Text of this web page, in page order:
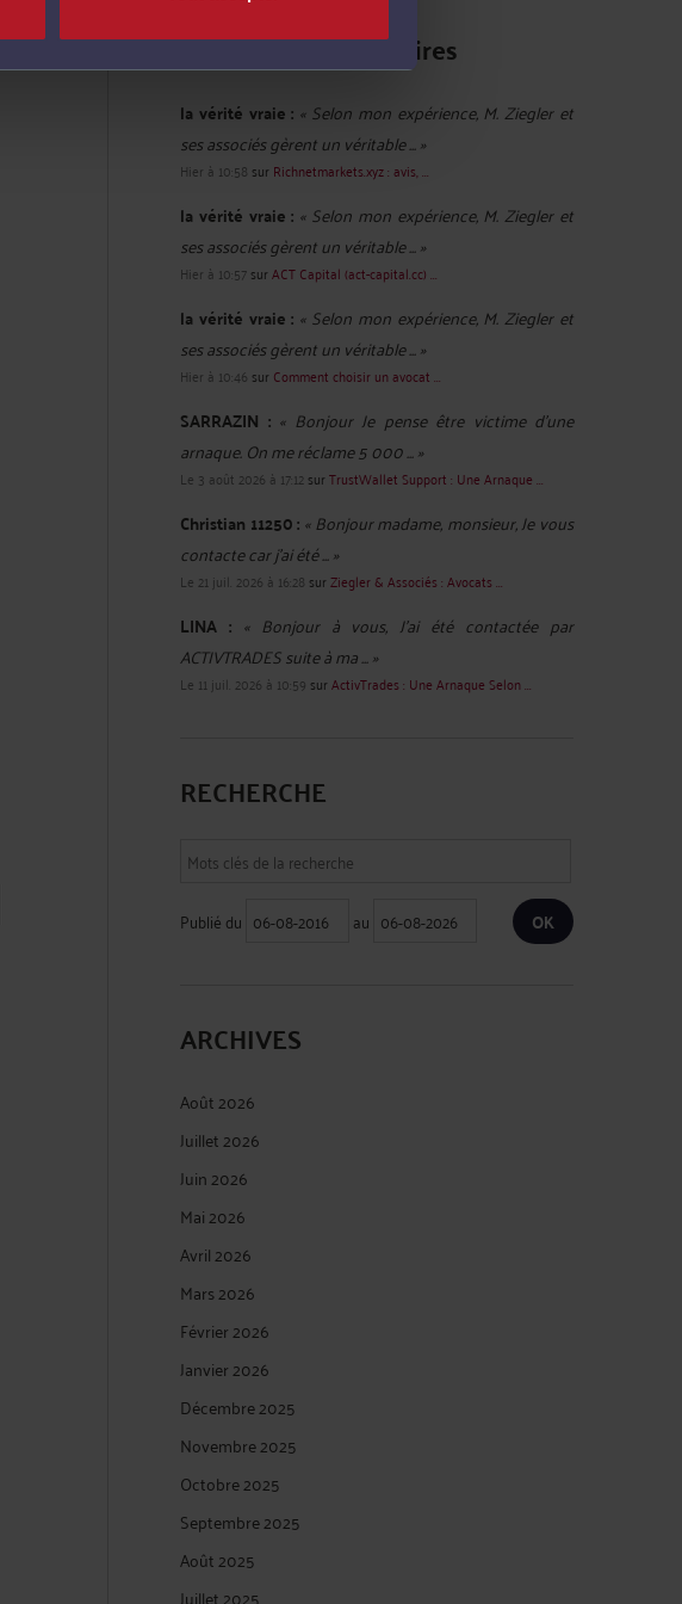
Derniers commentaires
la vérité vraie : « Selon mon expérience, M. Ziegler et
ses associés gèrent un véritable ... »
Hier à 10:58 sur Richnetmarkets.xyz : avis, ...
la vérité vraie : « Selon mon expérience, M. Ziegler et
ses associés gèrent un véritable ... »
Hier à 10:57surACT Capital (act-capital.cc) ...
la vérité vraie : « Selon mon expérience, M. Ziegler et
ses associés gèrent un véritable ... »
Hier à 10:46 sur Comment choisir un avocat ...
SARRAZIN : « Bonjour Je pense être victime d'une
arnaque. On me réclame 5 000 ... »
Le 3 août 2026 à 17:12surTrustWallet Support : Une Arnaque ...
Christian 11250 : « Bonjour madame, monsieur, Je vous
contacte car j'ai été ... »
Le 21 juil. 2026 à 16:28 surZiegler & Associés : Avocats ...
LINA : « Bonjour à vous, J'ai été contactée par
ACTIVTRADES suite à ma ... »
Le 11 juil. 2026 à 10:59 surActivTrades : Une Arnaque Selon ...
RECHERCHE
Publié du au
ARCHIVES
Août 2026
Juillet 2026
Juin 2026
Mai 2026
Avril 2026
Mars 2026
Février 2026
Janvier 2026
Décembre 2025
Novembre 2025
Octobre 2025
Septembre 2025
Août 2025
Juillet 2025